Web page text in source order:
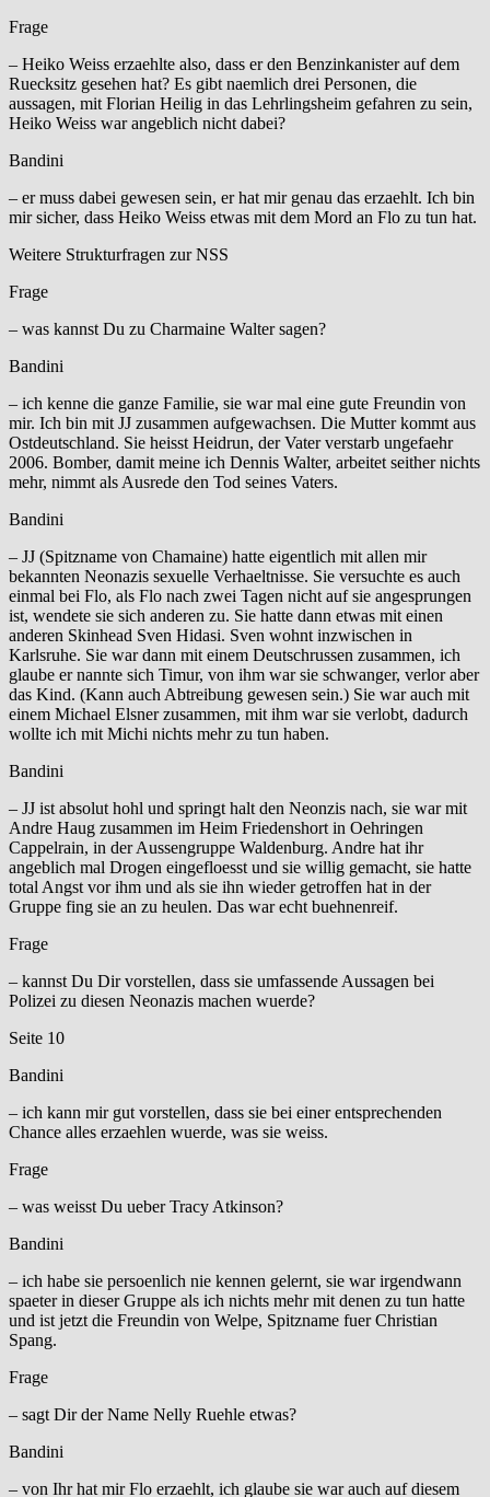
Frage
– Heiko Weiss erzaehlte also, dass er den Benzinkanister auf dem
Ruecksitz gesehen hat? Es gibt naemlich drei Personen, die
aussagen, mit Florian Heilig in das Lehrlingsheim gefahren zu sein,
Heiko Weiss war angeblich nicht dabei?
Bandini
– er muss dabei gewesen sein, er hat mir genau das erzaehlt. Ich bin
mir sicher, dass Heiko Weiss etwas mit dem Mord an Flo zu tun hat.
Weitere Strukturfragen zur NSS
Frage
– was kannst Du zu Charmaine Walter sagen?
Bandini
– ich kenne die ganze Familie, sie war mal eine gute Freundin von
mir. Ich bin mit JJ zusammen aufgewachsen. Die Mutter kommt aus
Ostdeutschland. Sie heisst Heidrun, der Vater verstarb ungefaehr
2006. Bomber, damit meine ich Dennis Walter, arbeitet seither nichts
mehr, nimmt als Ausrede den Tod seines Vaters.
Bandini
– JJ (Spitzname von Chamaine) hatte eigentlich mit allen mir
bekannten Neonazis sexuelle Verhaeltnisse. Sie versuchte es auch
einmal bei Flo, als Flo nach zwei Tagen nicht auf sie angesprungen
ist, wendete sie sich anderen zu. Sie hatte dann etwas mit einen
anderen Skinhead Sven Hidasi. Sven wohnt inzwischen in
Karlsruhe. Sie war dann mit einem Deutschrussen zusammen, ich
glaube er nannte sich Timur, von ihm war sie schwanger, verlor aber
das Kind. (Kann auch Abtreibung gewesen sein.) Sie war auch mit
einem Michael Elsner zusammen, mit ihm war sie verlobt, dadurch
wollte ich mit Michi nichts mehr zu tun haben.
Bandini
– JJ ist absolut hohl und springt halt den Neonzis nach, sie war mit
Andre Haug zusammen im Heim Friedenshort in Oehringen
Cappelrain, in der Aussengruppe Waldenburg. Andre hat ihr
angeblich mal Drogen eingefloesst und sie willig gemacht, sie hatte
total Angst vor ihm und als sie ihn wieder getroffen hat in der
Gruppe fing sie an zu heulen. Das war echt buehnenreif.
Frage
– kannst Du Dir vorstellen, dass sie umfassende Aussagen bei
Polizei zu diesen Neonazis machen wuerde?
Seite 10
Bandini
– ich kann mir gut vorstellen, dass sie bei einer entsprechenden
Chance alles erzaehlen wuerde, was sie weiss.
Frage
– was weisst Du ueber Tracy Atkinson?
Bandini
– ich habe sie persoenlich nie kennen gelernt, sie war irgendwann
spaeter in dieser Gruppe als ich nichts mehr mit denen zu tun hatte
und ist jetzt die Freundin von Welpe, Spitzname fuer Christian
Spang.
Frage
– sagt Dir der Name Nelly Ruehle etwas?
Bandini
– von Ihr hat mir Flo erzaehlt, ich glaube sie war auch auf diesem